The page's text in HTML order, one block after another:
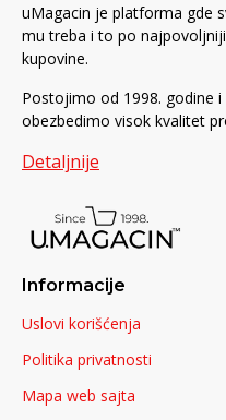
uMagacin je platforma gde
mu treba i to po
kupovine.
Postojimo od 1998. godine
obezbedimo visok kvalitet
Detaljnije
Informacije
Uslovi korišćenja
Politika privatnosti
Mapa web sajta